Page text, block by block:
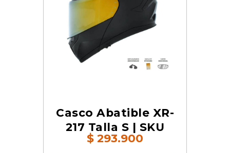
Casco Abatible XR-
217 Talla S | SKU
17364
$ 293.900